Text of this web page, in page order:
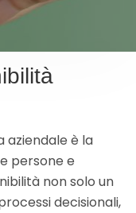
aziendale è la
persone e
non solo un
decisionali,